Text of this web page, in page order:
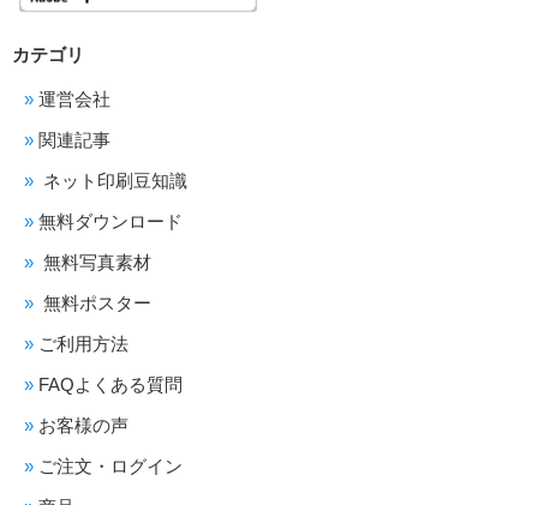
カテゴリ
運営会社
関連記事
ネット印刷豆知識
無料ダウンロード
無料写真素材
無料ポスター
ご利用方法
FAQよくある質問
お客様の声
ご注文・ログイン